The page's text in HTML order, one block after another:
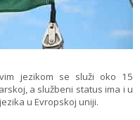
jezikom se služi oko 15
a službeni status ima i u
u Evropskoj uniji.